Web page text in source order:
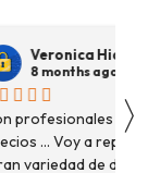
Veronica Hidalgo
8 months ago
profesionales ,
... Voy a repetir
variedad de
〉